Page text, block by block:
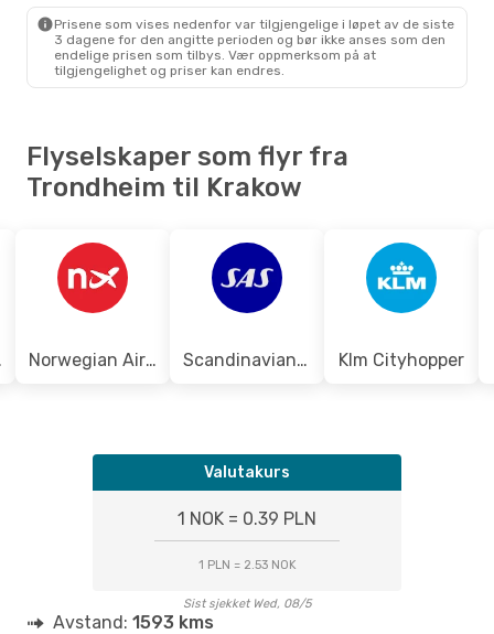
Tue, Aug 25 - Tue, Sep 1
Norwegian Air Shuttle
Direkte
TRD- KRK
Prisene som vises nedenfor var tilgjengelige i løpet av de siste
3 dagene for den angitte perioden og bør ikke anses som den
endelige prisen som tilbys. Vær oppmerksom på at
tilgjengelighet og priser kan endres.
Flyselskaper som flyr fra
Trondheim til Krakow
Norwegian Air Shuttle Scandinavian Airlines Klm Cityhopper
Valutakurs
1 NOK = 0.39 PLN
1 PLN = 2.53 NOK
Sist sjekket Wed, 08/5
Avstand: 1593 kms